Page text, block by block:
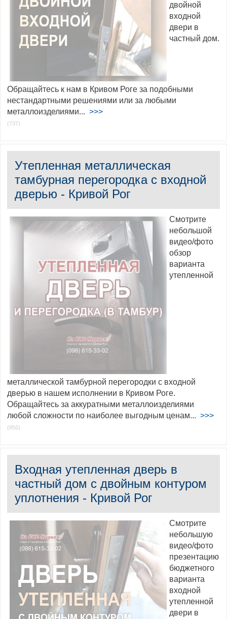
двойной
входной
двери в
частный дом.
Обращайтесь к нам в Кривом Роге за подобными
нестандартными решениями или за любыми
металлоизделиями... >>>
(737)
Утепленная металлическая
тамбурная перегородка с входной
дверью - Кривой Рог
Смотрите
небольшой
видео/фото
обзор
варианта
утепленной
металлической тамбурной перегородки с входной
дверью в нашем исполнении в Кривом Роге.
Обращайтесь за аккуратными металлоизделиями
любой сложности по наиболее выгодным ценам... >>>
(856)
Входная утепленная дверь в
частный дом с двойным контуром
уплотнения - Кривой Рог
Смотрите
небольшую
видео/фото
презентацию
бюджетного
варианта
входной
утепленной
двери в